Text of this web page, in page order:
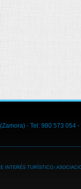
- Tel: 980 573 054 -
INTERÉS TURÍSTICO